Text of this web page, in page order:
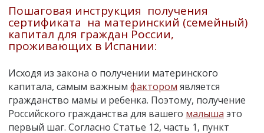
Пошаговая инструкция получения
сертификата на материнский (семейный)
капитал для граждан России,
проживающих в Испании:
Исходя из закона о получении материнского
капитала, самым важным фактором является
гражданство мамы и ребенка. Поэтому, получение
Российского гражданства для вашего малыша это
первый шаг. Согласно Статье 12, часть 1, пункт